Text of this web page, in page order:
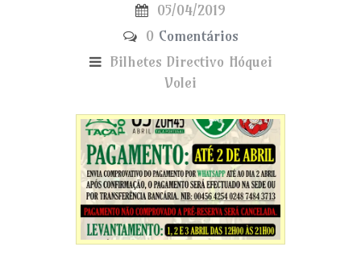
05/04/2019
0 Comentários
Bilhetes Directivo Hóquei
Volei